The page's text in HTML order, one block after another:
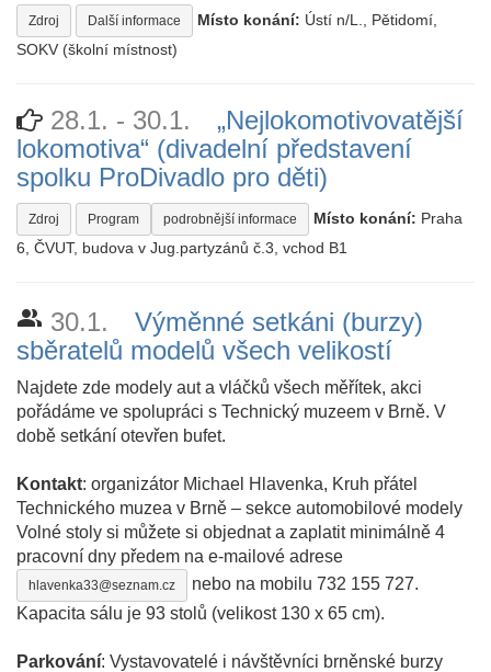
Zdroj Další informace Místo konání: Ústí n/L., Pětidomí,
SOKV (školní místnost)
28.1. - 30.1.
„Nejlokomotivovatější
lokomotiva“ (divadelní představení
spolku ProDivadlo pro děti)
Zdroj Program podrobnější informace Místo konání: Praha
6, ČVUT, budova v Jug.partyzánů č.3, vchod B1
people_alt 30.1.
Výměnné setkáni (burzy)
sběratelů modelů všech velikostí
Najdete zde modely aut a vláčků všech měřítek, akci
pořádáme ve spolupráci s Technický muzeem v Brně. V
době setkání otevřen bufet.
Kontakt: organizátor Michael Hlavenka, Kruh přátel
Technického muzea v Brně – sekce automobilové modely
Volné stoly si můžete si objednat a zaplatit minimálně 4
pracovní dny předem na e-mailové adrese
hlavenka33@seznam.cz
nebo na mobilu 732 155 727.
Kapacita sálu je 93 stolů (velikost 130 x 65 cm).
Parkování: Vystavovatelé i návštěvníci brněnské burzy